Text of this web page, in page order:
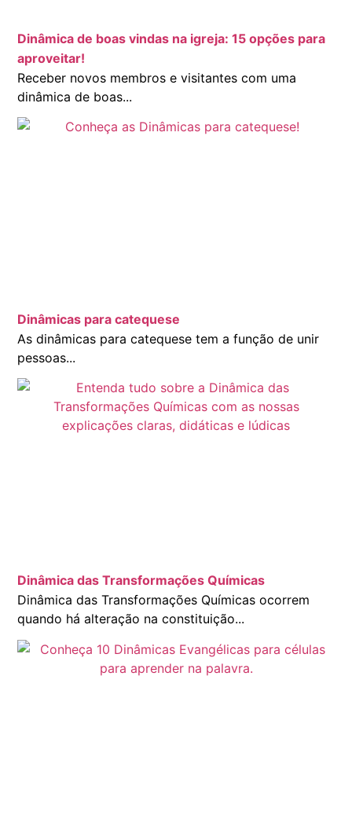
Dinâmica de boas vindas na igreja: 15 opções para
aproveitar!
Receber novos membros e visitantes com uma
dinâmica de boas...
Dinâmicas para catequese
As dinâmicas para catequese tem a função de unir
pessoas...
Dinâmica das Transformações Químicas
Dinâmica das Transformações Químicas ocorrem
quando há alteração na constituição...